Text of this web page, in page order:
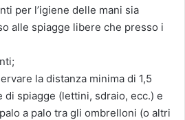
per l’igiene delle mani sia
alle spiagge libere che presso i
la distanza minima di 1,5
spiagge (lettini, sdraio, ecc.) e
a palo tra gli ombrelloni (o altri